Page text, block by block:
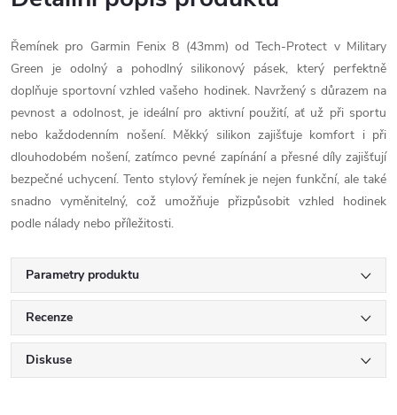
Řemínek pro Garmin Fenix 8 (43mm) od Tech-Protect v Military
Green je odolný a pohodlný silikonový pásek, který perfektně
doplňuje sportovní vzhled vašeho hodinek. Navržený s důrazem na
pevnost a odolnost, je ideální pro aktivní použití, ať už při sportu
nebo každodenním nošení. Měkký silikon zajišťuje komfort i při
dlouhodobém nošení, zatímco pevné zapínání a přesné díly zajišťují
bezpečné uchycení. Tento stylový řemínek je nejen funkční, ale také
snadno vyměnitelný, což umožňuje přizpůsobit vzhled hodinek
podle nálady nebo příležitosti.
Parametry produktu
Recenze
Diskuse